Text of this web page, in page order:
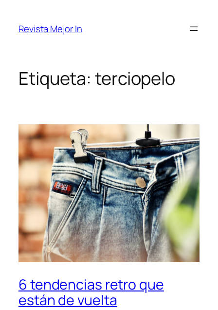
contenido
Revista Mejor In
Etiqueta: terciopelo
6 tendencias retro que
están de vuelta